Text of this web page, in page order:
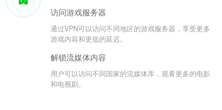
访问游戏服务器
通过VPN可以访问不同地区的游戏服务器，享受更多
游戏内容和更低的延迟。
解锁流媒体内容
用户可以访问不同国家的流媒体库，观看更多的电影
和电视剧。